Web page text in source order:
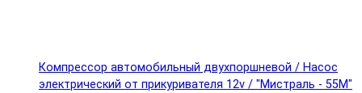
Компрессор автомобильный двухпоршневой / Насос
электрический от прикуривателя 12v / "Мистраль - 55М"